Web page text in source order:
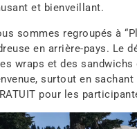
et bienveillant.
sommes regroupés à
en arrière-pays. Le
wraps et des sandwichs
surtout en sachant
pour les